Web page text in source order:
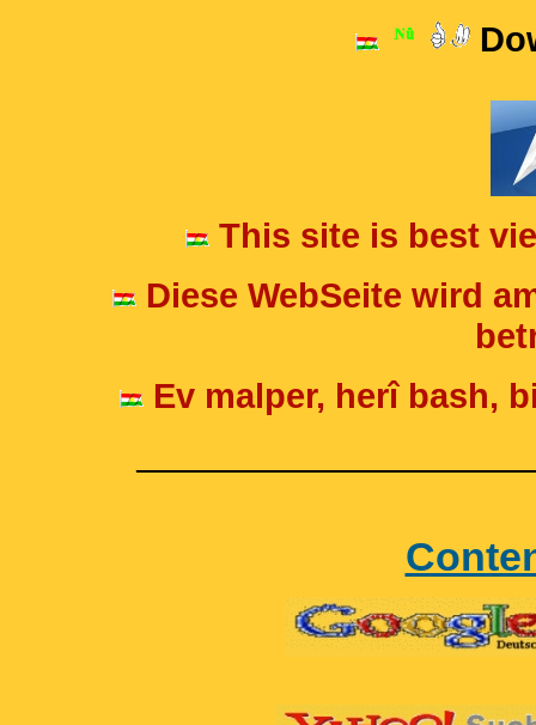
This site is best
Diese WebSeite wird
Ev malper, herî bash,